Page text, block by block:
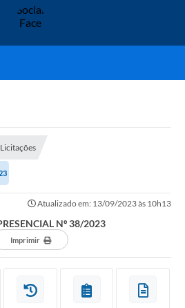
Atualizado em: 13/09/2023 às 10h13
Nº 38/2023
Imprimir